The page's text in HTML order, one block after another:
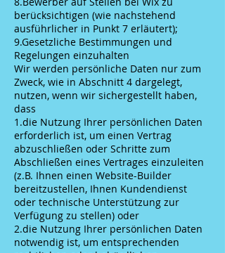
berücksichtigen (wie nachstehend
ausführlicher in Punkt 7 erläutert);
9.Gesetzliche Bestimmungen und
Regelungen einzuhalten
Wir werden persönliche Daten nur zum
Zweck, wie in Abschnitt 4 dargelegt,
nutzen, wenn wir sichergestellt haben,
dass
1.die Nutzung Ihrer persönlichen Daten
erforderlich ist, um einen Vertrag
abzuschließen oder Schritte zum
Abschließen eines Vertrages einzuleiten
(z.B. Ihnen einen Website-Builder
bereitzustellen, Ihnen Kundendienst
oder technische Unterstützung zur
Verfügung zu stellen) oder
2.die Nutzung Ihrer persönlichen Daten
notwendig ist, um entsprechenden